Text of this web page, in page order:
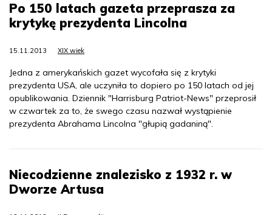
Po 150 latach gazeta przeprasza za
krytykę prezydenta Lincolna
15.11.2013 XIX wiek
Jedna z amerykańskich gazet wycofała się z krytyki
prezydenta USA, ale uczyniła to dopiero po 150 latach od jej
opublikowania. Dziennik "Harrisburg Patriot-News" przeprosił
w czwartek za to, że swego czasu nazwał wystąpienie
prezydenta Abrahama Lincolna "głupią gadaniną".
Niecodzienne znalezisko z 1932 r. w
Dworze Artusa